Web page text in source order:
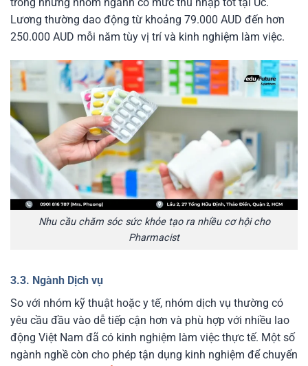
Lương thường dao động từ khoảng 79.000 AUD đến hơn
250.000 AUD mỗi năm tùy vị trí và kinh nghiệm làm việc.
Nhu cầu chăm sóc sức khỏe tạo ra nhiều cơ hội cho
Pharmacist
3.3. Ngành Dịch vụ
So với nhóm kỹ thuật hoặc y tế, nhóm dịch vụ thường có
yêu cầu đầu vào dễ tiếp cận hơn và phù hợp với nhiều lao
động Việt Nam đã có kinh nghiệm làm việc thực tế. Một số
ngành nghề còn cho phép tận dụng kinh nghiệm để chuyển